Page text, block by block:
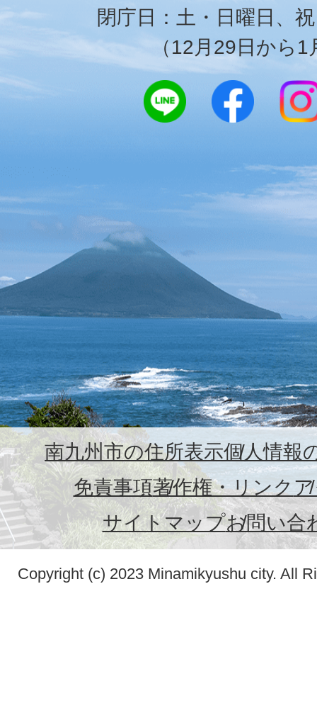
閉庁日：土・日曜日、
（12月29日から1
南九州市の住所表示個人情報
免責事項著作権・リンク
サイトマップお問い合
Copyright (c) 2023 Minamikyushu city. All